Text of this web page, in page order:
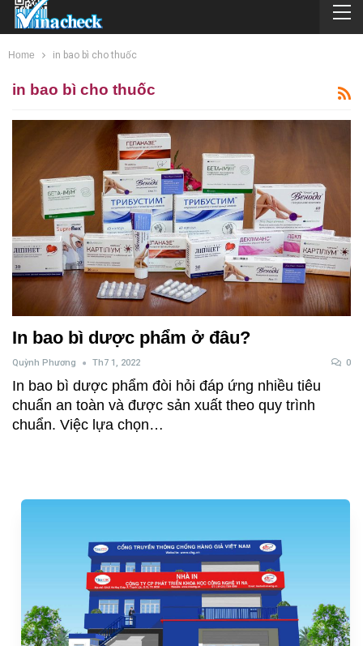
Home in bao bì cho thuốc
in bao bì cho thuốc
In bao bì dược phẩm ở đâu?
Quỳnh Phương Th7 1, 2022 0
In bao bì dược phẩm đòi hỏi đáp ứng nhiều tiêu
chuẩn an toàn và được sản xuất theo quy trình
chuẩn. Việc lựa chọn…